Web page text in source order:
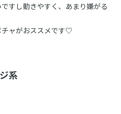
すし動きやすく、あまり嫌がる
チャがおススメです♡
系